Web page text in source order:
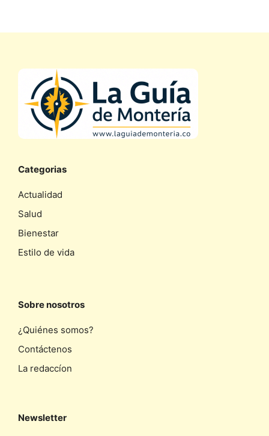
Categorias
Actualidad
Salud
Bienestar
Estilo de vida
Sobre nosotros
¿Quiénes somos?
Contáctenos
La redaccíon
Newsletter